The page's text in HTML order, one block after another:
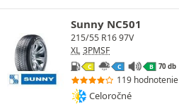
Sunny NC501
215/55 R16 97V
XL 3PMSF
C C B 70 db
119 hodnotenie
Celoročné